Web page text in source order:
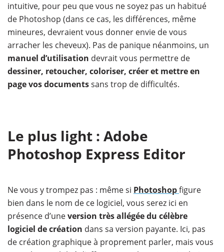
intuitive, pour peu que vous ne soyez pas un habitué
de Photoshop (dans ce cas, les différences, même
mineures, devraient vous donner envie de vous
arracher les cheveux). Pas de panique néanmoins, un
manuel d’utilisation devrait vous permettre de
dessiner, retoucher, coloriser, créer et mettre en
page vos documentssans trop de difficultés.
Le plus light : Adobe
Photoshop Express Editor
Ne vous y trompez pas : même si Photoshopfigure
bien dans le nom de ce logiciel, vous serez ici en
présence d’uneversion très allégée du célèbre
logiciel de création dans sa version payante. Ici, pas
de création graphique à proprement parler, mais vous